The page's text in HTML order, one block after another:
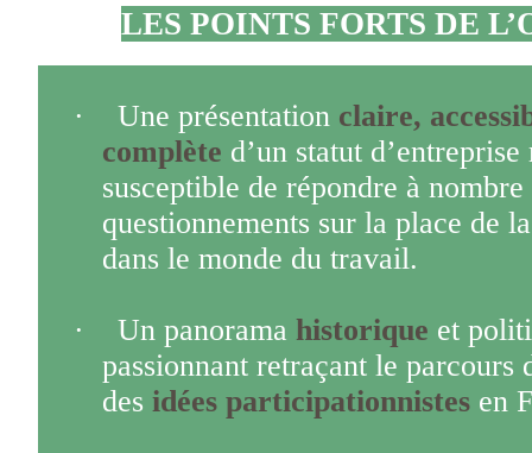
LES POINTS FORTS DE
· Une présentation claire,
complète d’un statut
susceptible de répondre à nombre
questionnements sur la place de
dans le monde du travail.
· Un panoramahistorique et
passionnant retraçant le parcours
desidées participationnistes en